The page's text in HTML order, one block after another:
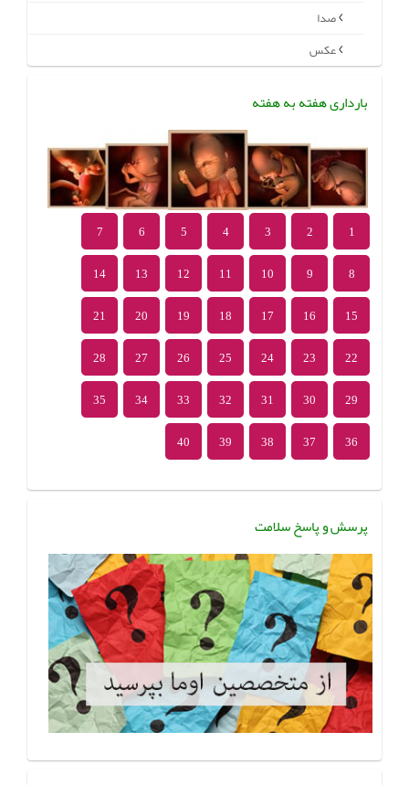
صدا
عکس
بارداری هفته به هفته
1
2
3
4
5
6
7
8
9
10
11
12
13
14
15
16
17
18
19
20
21
22
23
24
25
26
27
28
29
30
31
32
33
34
35
36
37
38
39
40
پرسش و پاسخ سلامت